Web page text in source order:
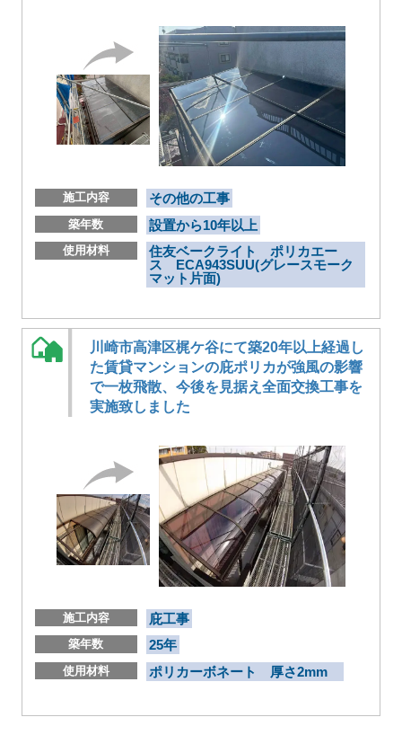
施工内容 その他の工事
築年数 設置から10年以上
使用材料
住友ベークライト ポリカエー
ス ECA943SUU(グレースモーク
マット片面)
川崎市高津区梶ケ谷にて築20年以上経過し
た賃貸マンションの庇ポリカが強風の影響
で一枚飛散、今後を見据え全面交換工事を
実施致しました
施工内容 庇工事
築年数 25年
使用材料 ポリカーボネート 厚さ2mm